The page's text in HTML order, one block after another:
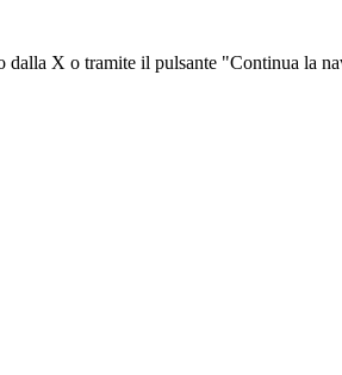
dalla X o tramite il pulsante "Continua la